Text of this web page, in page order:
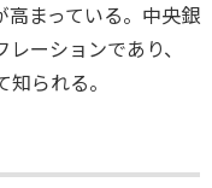
高まっている。中央銀
ーションであり、
られる。